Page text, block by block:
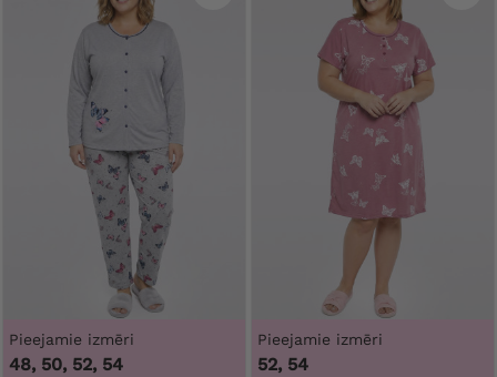
Pieejamie izmēri
48, 50, 52, 54
Pieejamie izmēri
52, 54